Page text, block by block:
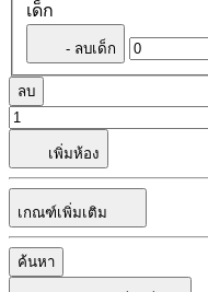
เด็ก
- ลบเด็ก
ลบ
เพิ่มห้อง
เกณฑ์เพิ่มเติม
ค้นหา